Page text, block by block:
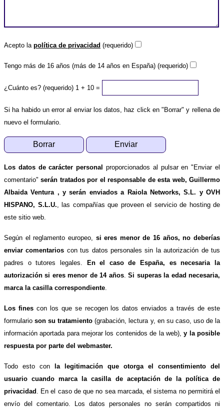
Acepto la política de privacidad (requerido)
Tengo más de 16 años (más de 14 años en España) (requerido)
¿Cuánto es? (requerido) 1 + 10 =
Si ha habido un error al enviar los datos, haz click en "Borrar" y rellena de
nuevo el formulario.
Los datos de carácter personal
proporcionados al pulsar en "Enviar el
comentario"serán tratados por el responsable de esta web, Guillermo
Albaida Ventura , y serán enviados a Raiola Networks, S.L. y OVH
HISPANO, S.L.U. , las compañías que proveen el servicio de hosting de
este sitio web.
Según el reglamento europeo, si eres menor de 16 años, no deberías
enviar comentarios con tus datos personales sin la autorización de tus
padres o tutores legales.
En el caso de España, es necesaria la
autorización si eres menor de 14 años.Si superas la edad necesaria,
marca la casilla correspondiente
Los finescon los que se recogen los datos enviados a través de este
formularioson su tratamiento (grabación, lectura y, en su caso, uso de la
información aportada para mejorar los contenidos de la web),y la posible
respuesta por parte del webmaster.
Todo esto con
la legitimación que otorga el consentimiento del
usuario cuando marca la casilla de aceptación de la política de
privacidad
. En el caso de que no sea marcada, el sistema no permitirá el
envío del comentario. Los datos personales no serán compartidos ni